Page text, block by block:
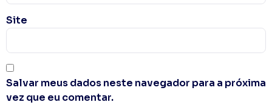
Site
Salvar meus dados neste navegador para a próxima
vez que eu comentar.